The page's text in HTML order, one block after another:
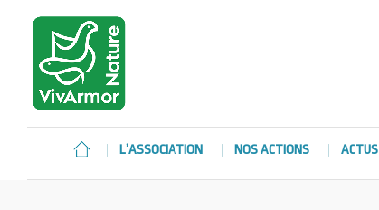
L’ASSOCIATION NOS ACTIONS ACTUS